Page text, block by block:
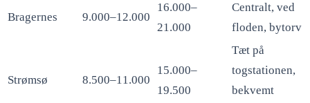
Bragernes 9.000–12.000
16.000–
21.000
Centralt, ved
floden, bytorv
Strømsø 8.500–11.000
15.000–
19.500
Tæt på
togstationen,
bekvemt